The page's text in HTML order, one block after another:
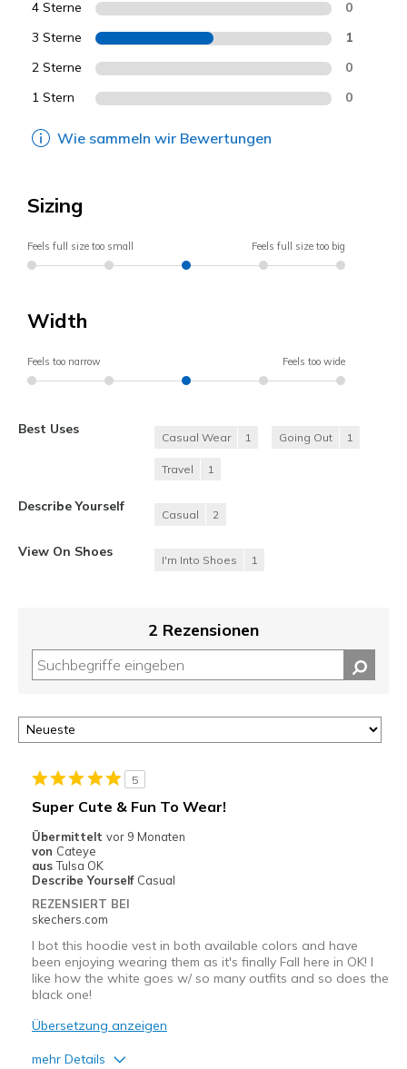
4 Sterne 0
3 Sterne 1
2 Sterne 0
1 Stern 0
Wie sammeln wir Bewertungen
Sizing
Feels full size too small Feels full size too big
Width
Feels too narrow Feels too wide
Best Uses
Casual Wear 1 Going Out 1
Travel 1
Describe Yourself
Casual 2
View On Shoes
I'm Into Shoes 1
2 Rezensionen
5
Super Cute & Fun To Wear!
Übermittelt vor 9 Monaten
von Cateye
aus Tulsa OK
Describe Yourself Casual
REZENSIERT BEI
skechers.com
I bot this hoodie vest in both available colors and have
been enjoying wearing them as it's finally Fall here in OK! I
like how the white goes w/ so many outfits and so does the
black one!
Übersetzung anzeigen
mehr Details